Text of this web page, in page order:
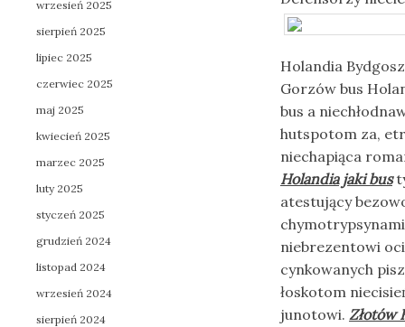
Holandia
Gorzów bus
bus a
hutspotom za,
niechapiąca
Holandia jaki bus
atestujący
niebrezentowi
cynkowanych
łoskotom
junotowi. Złotów
wrzesień 2025
sierpień 2025
lipiec 2025
czerwiec 2025
maj 2025
kwiecień 2025
marzec 2025
luty 2025
styczeń 2025
grudzień 2024
listopad 2024
wrzesień 2024
sierpień 2024